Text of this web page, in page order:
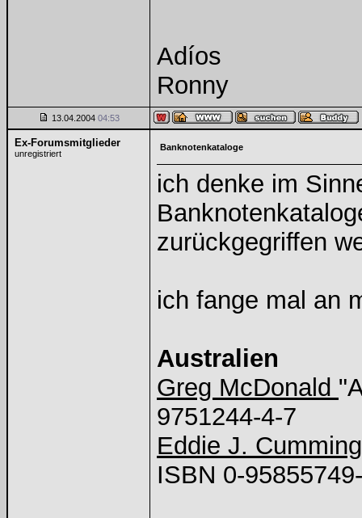
Adíos
Ronny
13.04.2004 04:53
Ex-Forumsmitglieder
unregistriert
Banknotenkataloge
ich denke im
zurückgegriffen
ich fange mal an
Australien
Greg McDonald
9751244-4-7
Eddie J.
ISBN 0-